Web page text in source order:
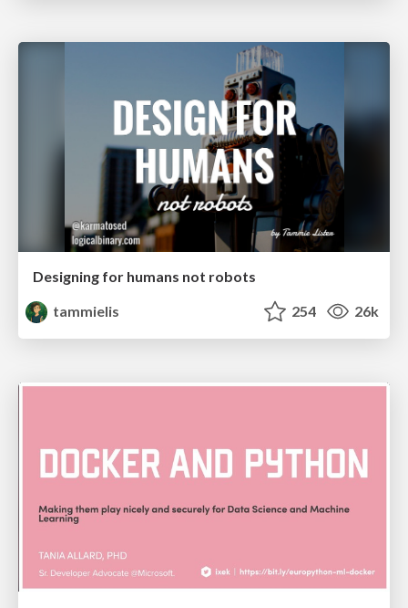
Designing for humans not robots
tammielis
254 26k